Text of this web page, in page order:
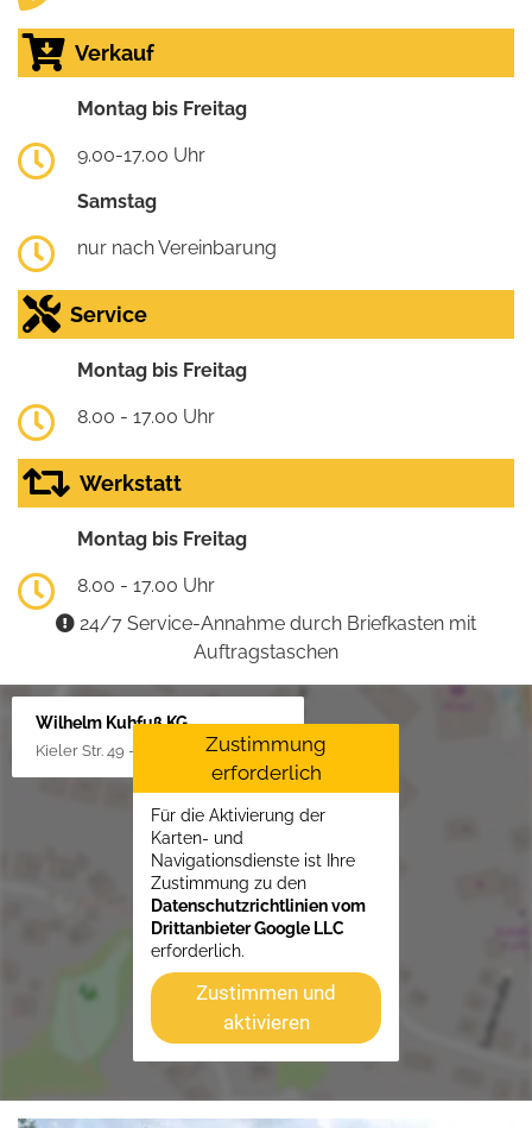
Verkauf
Montag bis Freitag
9.00-17.00 Uhr
Samstag
nur nach Vereinbarung
Service
Montag bis Freitag
8.00 - 17.00 Uhr
Werkstatt
Montag bis Freitag
8.00 - 17.00 Uhr
24/7 Service-Annahme durch Briefkasten mit
Auftragstaschen
Wilhelm Kuhfuß KG
Kieler Str. 49 - 51, 25451 Quickborn
Zustimmung
erforderlich
Für die Aktivierung der
Karten- und
Navigationsdienste ist Ihre
Zustimmung zu den
Datenschutzrichtlinien vom
Drittanbieter Google LLC
erforderlich.
Zustimmen und
aktivieren